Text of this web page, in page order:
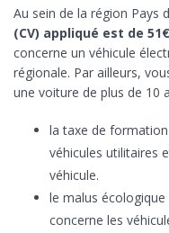
Au sein de la région Pays
(CV) appliqué est de 51€
concerne un véhicule
régionale. Par ailleurs,
une voiture de plus de 10
la taxe de
véhicules utilitaires
véhicule.
le malus
concerne les